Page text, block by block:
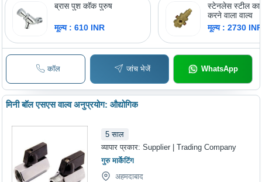
ब्रास पुश कॉक पुरुष
मूल्य : 610 INR
स्टेनलेस स्टील का
करने वाला वाल्व
मूल्य : 2730
कॉल जांच भेजें WhatsApp
मिनी बॉल एसएस वाल्व अनुप्रयोग: औद्योगिक
5 साल
व्यापार प्रकार:Supplier | Trading Company
गुरु मार्केटिंग
अहमदाबाद